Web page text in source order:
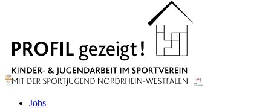
Jobs